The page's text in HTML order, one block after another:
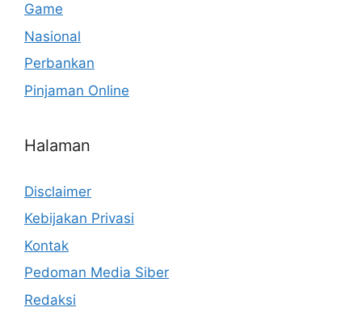
Game
Nasional
Perbankan
Pinjaman Online
Halaman
Disclaimer
Kebijakan Privasi
Kontak
Pedoman Media Siber
Redaksi